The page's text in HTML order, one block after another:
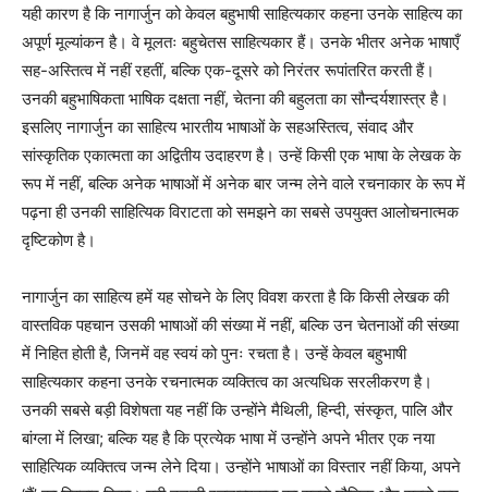
यही कारण है कि नागार्जुन को केवल बहुभाषी साहित्यकार कहना उनके साहित्य का
अपूर्ण मूल्यांकन है। वे मूलतः बहुचेतस साहित्यकार हैं। उनके भीतर अनेक भाषाएँ
सह-अस्तित्व में नहीं रहतीं, बल्कि एक-दूसरे को निरंतर रूपांतरित करती हैं।
उनकी बहुभाषिकता भाषिक दक्षता नहीं, चेतना की बहुलता का सौन्दर्यशास्त्र है।
इसलिए नागार्जुन का साहित्य भारतीय भाषाओं के सहअस्तित्व, संवाद और
सांस्कृतिक एकात्मता का अद्वितीय उदाहरण है। उन्हें किसी एक भाषा के लेखक के
रूप में नहीं, बल्कि अनेक भाषाओं में अनेक बार जन्म लेने वाले रचनाकार के रूप में
पढ़ना ही उनकी साहित्यिक विराटता को समझने का सबसे उपयुक्त आलोचनात्मक
दृष्टिकोण है।
नागार्जुन का साहित्य हमें यह सोचने के लिए विवश करता है कि किसी लेखक की
वास्तविक पहचान उसकी भाषाओं की संख्या में नहीं, बल्कि उन चेतनाओं की संख्या
में निहित होती है, जिनमें वह स्वयं को पुनः रचता है। उन्हें केवल बहुभाषी
साहित्यकार कहना उनके रचनात्मक व्यक्तित्व का अत्यधिक सरलीकरण है।
उनकी सबसे बड़ी विशेषता यह नहीं कि उन्होंने मैथिली, हिन्दी, संस्कृत, पालि और
बांग्ला में लिखा; बल्कि यह है कि प्रत्येक भाषा में उन्होंने अपने भीतर एक नया
साहित्यिक व्यक्तित्व जन्म लेने दिया। उन्होंने भाषाओं का विस्तार नहीं किया, अपने